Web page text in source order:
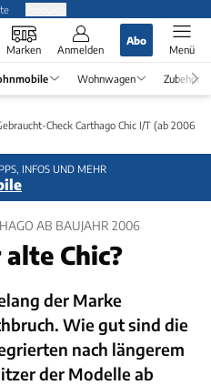
Marken Anmelden
Abo
Menü
Wohnwagen Zubehör
Check Carthago Chic I/T (ab 2006)
INFOS UND MEHR
AB BAUJAHR 2006
Chic?
der Marke
Wie gut sind die
nach längerem
der Modelle ab